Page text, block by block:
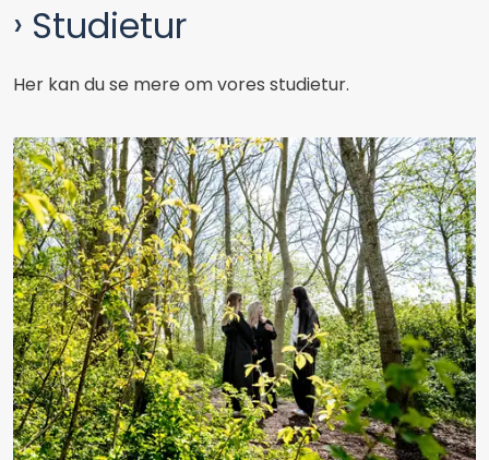
Studietur
Her kan du se mere om vores studietur.